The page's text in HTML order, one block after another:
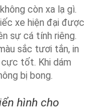
còn xa lạ gì.
xe hiện đại được
sự cá tính riêng.
sắc tươi tắn, in
cực tốt. Khi dám
bị bong.
hình cho